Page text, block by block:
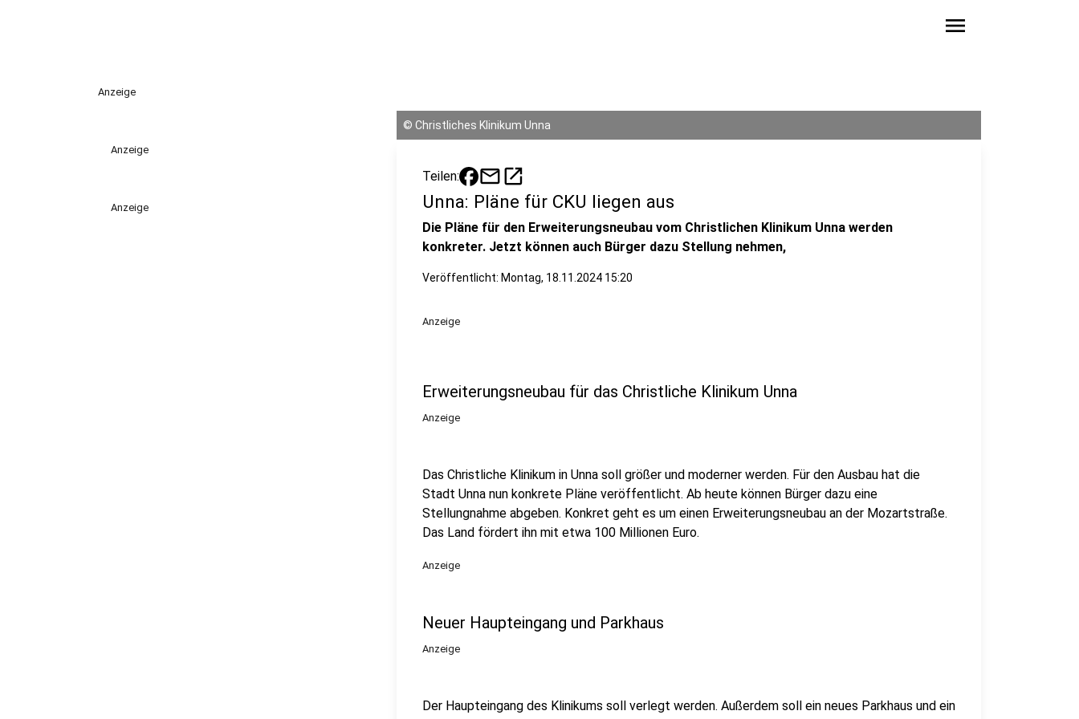
menu
Anzeige
Anzeige
Anzeige
© Christliches Klinikum Unna
Teilen: mailopen_in_new
Unna: Pläne für CKU liegen aus
Die Pläne für den Erweiterungsneubau vom Christlichen Klinikum Unna werden
konkreter. Jetzt können auch Bürger dazu Stellung nehmen,
Veröffentlicht: Montag, 18.11.2024 15:20
Anzeige
Erweiterungsneubau für das Christliche Klinikum Unna
Anzeige
Das Christliche Klinikum in Unna soll größer und moderner werden. Für den Ausbau hat die
Stadt Unna nun konkrete Pläne veröffentlicht. Ab heute können Bürger dazu eine
Stellungnahme abgeben. Konkret geht es um einen Erweiterungsneubau an der Mozartstraße.
Das Land fördert ihn mit etwa 100 Millionen Euro.
Anzeige
Neuer Haupteingang und Parkhaus
Anzeige
Der Haupteingang des Klinikums soll verlegt werden. Außerdem soll ein neues Parkhaus und ein